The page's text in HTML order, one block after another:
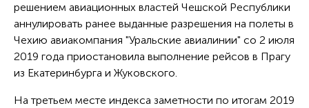
решением авиационных властей Чешской Республики
аннулировать ранее выданные разрешения на полеты в
Чехию авиакомпания "Уральские авиалинии" со 2 июля
2019 года приостановила выполнение рейсов в Прагу
из Екатеринбурга и Жуковского.
На третьем месте индекса заметности по итогам 2019